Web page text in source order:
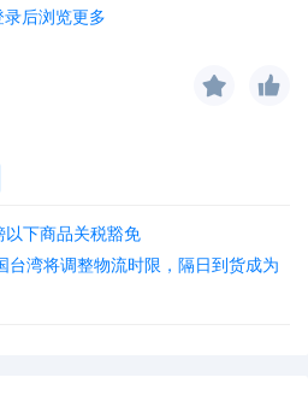
录后浏览更多
下商品关税豁免
湾将调整物流时限，隔日到货成为